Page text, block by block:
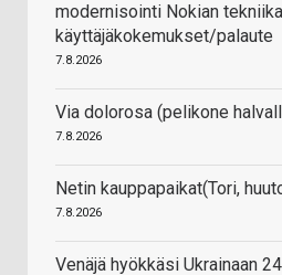
modernisointi Nokian
käyttäjäkokemukset/palaute
7.8.2026
Via dolorosa (pelikone
7.8.2026
Netin kauppapaikat(Tori,
7.8.2026
Venäjä hyökkäsi Ukrainaan